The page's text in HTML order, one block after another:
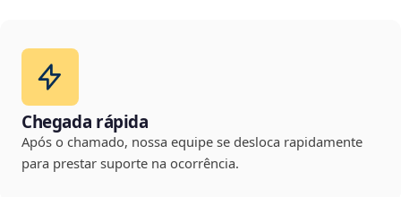
Chegada rápida
Após o chamado, nossa equipe se desloca rapidamente
para prestar suporte na ocorrência.